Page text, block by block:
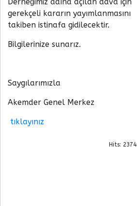
gerekçeli kararın yayımlanmasını
takiben istinafa gidilecektir.
Bilgilerinize sunarız.
Saygılarımızla
Akemder Genel Merkez
tıklayınız
Hits: 2374